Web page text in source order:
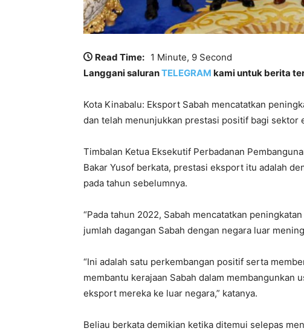
Read Time: 1 Minute, 9 Second
Langgani saluranTELEGRAM kami untuk berita
Kota Kinabalu: Eksport Sabah mencatatkan
dan telah menunjukkan prestasi positif bagi sektor
Timbalan Ketua Eksekutif Perbadanan
Bakar Yusof berkata, prestasi eksport itu adalah
pada tahun sebelumnya.
“Pada tahun 2022, Sabah mencatatkan
jumlah dagangan Sabah dengan negara luar
“Ini adalah satu perkembangan positif serta
membantu kerajaan Sabah dalam membangunkan
eksport mereka ke luar negara,” katanya.
Beliau berkata demikian ketika ditemui selepas